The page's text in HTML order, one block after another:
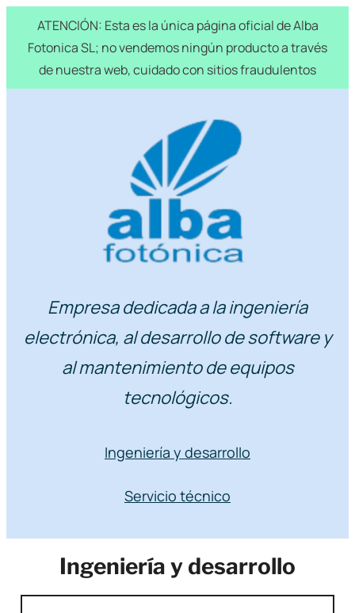
ATENCIÓN: Esta es la única página oficial de Alba
Fotonica SL; no vendemos ningún producto a través
de nuestra web, cuidado con sitios fraudulentos
Empresa dedicada a la ingeniería
electrónica, al desarrollo de software y
al mantenimiento de equipos
tecnológicos.
Ingeniería y desarrollo
Servicio técnico
Ingeniería y desarrollo